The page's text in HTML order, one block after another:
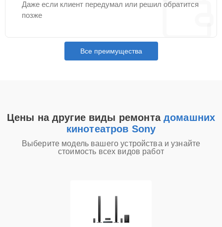
Даже если клиент передумал или решил обратится
позже
Все преимущества
Цены на другие виды ремонта домашних
кинотеатров Sony
Выберите модель вашего устройства и узнайте
стоимость всех видов работ